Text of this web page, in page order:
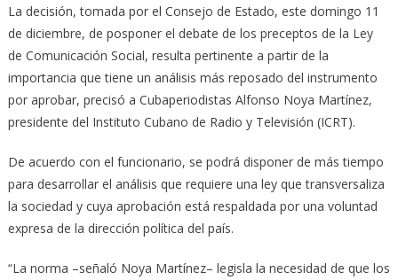
La decisión, tomada por el Consejo de Estado, este domingo 11
de diciembre, de posponer el debate de los preceptos de la Ley
de Comunicación Social, resulta pertinente a partir de la
importancia que tiene un análisis más reposado del instrumento
por aprobar, precisó a Cubaperiodistas Alfonso Noya Martínez,
presidente del Instituto Cubano de Radio y Televisión (ICRT).
De acuerdo con el funcionario, se podrá disponer de más tiempo
para desarrollar el análisis que requiere una ley que transversaliza
la sociedad y cuya aprobación está respaldada por una voluntad
expresa de la dirección política del país.
“La norma –señaló Noya Martínez– legisla la necesidad de que los